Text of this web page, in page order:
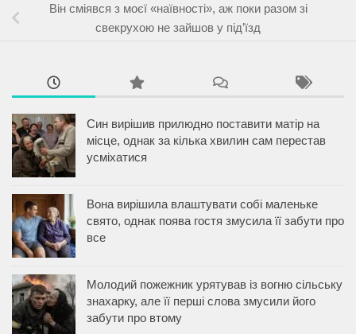
Він сміявся з моєї «наївності», аж поки разом зі
свекрухою не зайшов у під’їзд
Син вирішив прилюдно поставити матір на
місце, однак за кілька хвилин сам перестав
усміхатися
Вона вирішила влаштувати собі маленьке
свято, однак поява гостя змусила її забути про
все
Молодий пожежник урятував із вогню сільську
знахарку, але її перші слова змусили його
забути про втому